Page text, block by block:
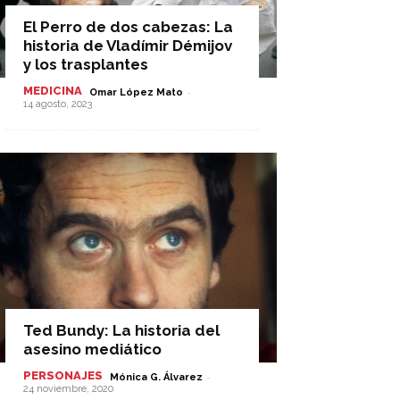
El Perro de dos cabezas: La
historia de Vladímir Démijov
y los trasplantes
MEDICINA Omar López Mato -
14 agosto, 2023
Ted Bundy: La historia del
asesino mediático
PERSONAJES Mónica G. Álvarez -
24 noviembre, 2020